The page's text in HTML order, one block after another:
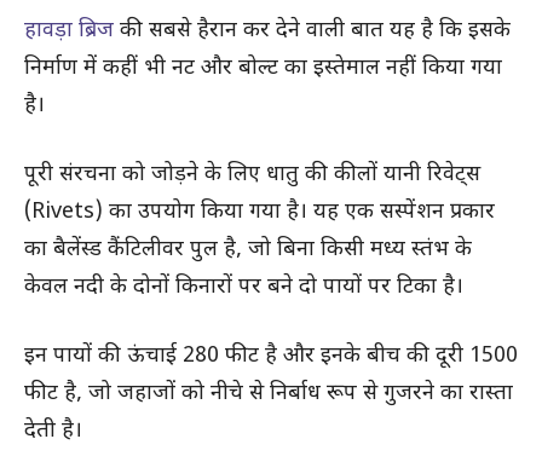
हावड़ा ब्रिज की सबसे हैरान कर देने वाली बात यह है कि इसके
निर्माण में कहीं भी नट और बोल्ट का इस्तेमाल नहीं किया गया
है।
पूरी संरचना को जोड़ने के लिए धातु की कीलों यानी रिवेट्स
(Rivets) का उपयोग किया गया है। यह एक सस्पेंशन प्रकार
का बैलेंस्ड कैंटिलीवर पुल है, जो बिना किसी मध्य स्तंभ के
केवल नदी के दोनों किनारों पर बने दो पायों पर टिका है।
इन पायों की ऊंचाई 280 फीट है और इनके बीच की दूरी 1500
फीट है, जो जहाजों को नीचे से निर्बाध रूप से गुजरने का रास्ता
देती है।